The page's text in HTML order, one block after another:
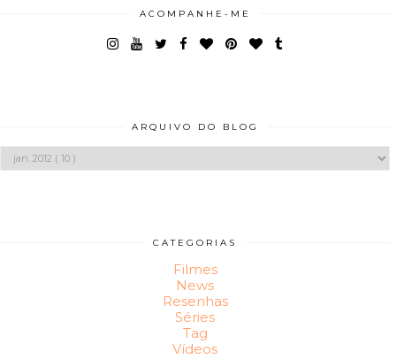
ACOMPANHE-ME
ARQUIVO DO BLOG
CATEGORIAS
Filmes
News
Resenhas
Séries
Tag
Vídeos